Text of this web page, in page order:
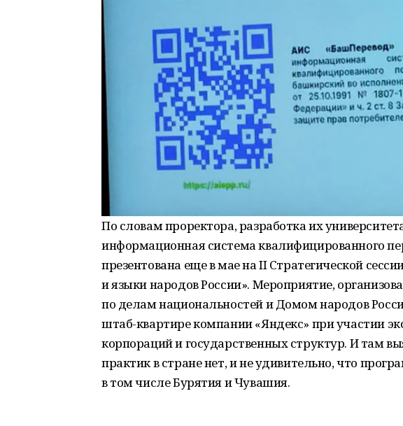
По словам проректора, разработка их
информационная система квалифицированного
презентована еще в мае на II Стратегической
и языки народов России». Мероприятие,
по делам национальностей и Домом народов
штаб-квартире компании «Яндекс» при участии
корпораций и государственных структур. И там
практик в стране нет, и не удивительно, что
в том числе Бурятия и Чувашия.